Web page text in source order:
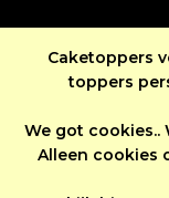
Caketoppers
toppers
We got cookies..
Alleen cookies